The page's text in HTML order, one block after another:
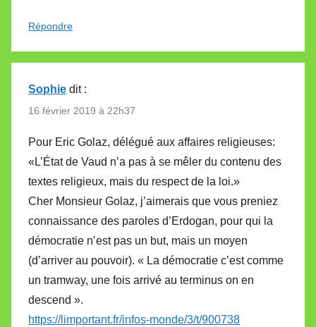
Répondre
Sophie dit :
16 février 2019 à 22h37
Pour Eric Golaz, délégué aux affaires religieuses:
«L’État de Vaud n’a pas à se mêler du contenu des
textes religieux, mais du respect de la loi.»
Cher Monsieur Golaz, j’aimerais que vous preniez
connaissance des paroles d’Erdogan, pour qui la
démocratie n’est pas un but, mais un moyen
(d’arriver au pouvoir). « La démocratie c’est comme
un tramway, une fois arrivé au terminus on en
descend ».
https://limportant.fr/infos-monde/3/t/900738